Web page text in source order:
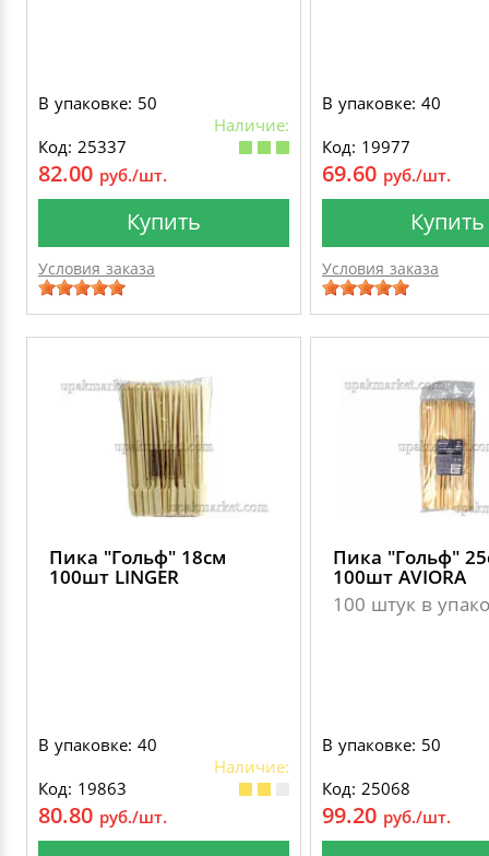
В упаковке: 50
Наличие:
Код: 25337
82.00 руб./шт.
Купить
Условия заказа
В упаковке: 40
Код: 19977
69.60 руб./шт.
Купить
Условия заказа
Пика "Гольф" 18см
100шт LINGER
В упаковке: 40
Наличие:
Код: 19863
80.80 руб./шт.
Пика "Гольф"
100шт AVIORA
100 штук в
В упаковке: 50
Код: 25068
99.20 руб./шт.